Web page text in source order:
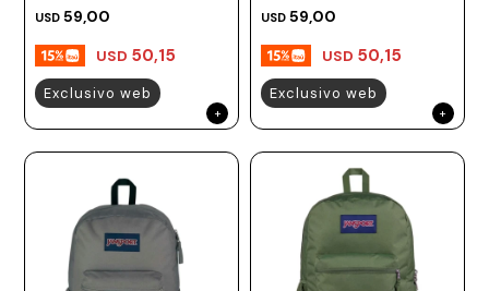
USD 59,00
USD 50,15
Exclusivo web
USD 59,00
USD 50,15
Exclusivo web